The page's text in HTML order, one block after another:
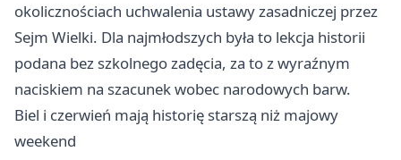
okolicznościach uchwalenia ustawy zasadniczej przez
Sejm Wielki. Dla najmłodszych była to lekcja historii
podana bez szkolnego zadęcia, za to z wyraźnym
naciskiem na szacunek wobec narodowych barw.
Biel i czerwień mają historię starszą niż majowy
weekend